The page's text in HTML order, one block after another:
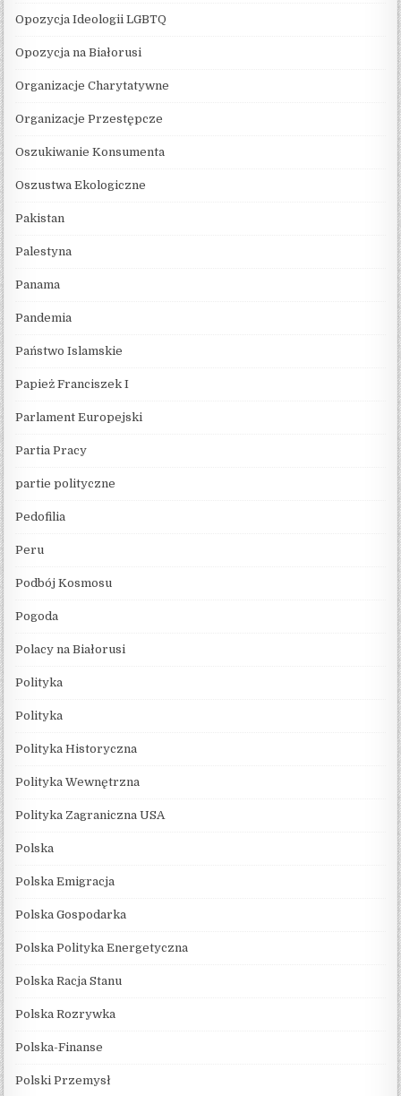
Opozycja Ideologii LGBTQ
Opozycja na Białorusi
Organizacje Charytatywne
Organizacje Przestępcze
Oszukiwanie Konsumenta
Oszustwa Ekologiczne
Pakistan
Palestyna
Panama
Pandemia
Państwo Islamskie
Papież Franciszek I
Parlament Europejski
Partia Pracy
partie polityczne
Pedofilia
Peru
Podbój Kosmosu
Pogoda
Polacy na Białorusi
Polityka
Polityka
Polityka Historyczna
Polityka Wewnętrzna
Polityka Zagraniczna USA
Polska
Polska Emigracja
Polska Gospodarka
Polska Polityka Energetyczna
Polska Racja Stanu
Polska Rozrywka
Polska-Finanse
Polski Przemysł